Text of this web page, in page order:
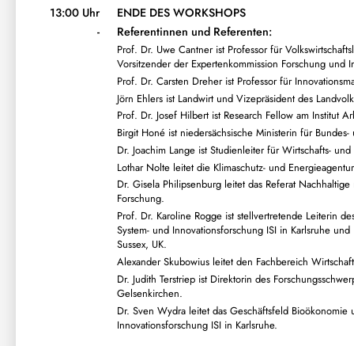
13:00 Uhr
ENDE DES WORKSHOPS
-
Referentinnen und Referenten:
Prof. Dr. Uwe Cantner ist Professor für
Vorsitzender der Expertenkommission Forschung und
Prof. Dr. Carsten Dreher ist Professor für
Jörn Ehlers ist Landwirt und Vizepräsident des
Prof. Dr. Josef Hilbert ist Research Fellow am Institut
Birgit Honé ist niedersächsische Ministerin für
Dr. Joachim Lange ist Studienleiter für Wirtschafts-
Lothar Nolte leitet die Klimaschutz- und
Dr. Gisela Philipsenburg leitet das Referat
Forschung.
Prof. Dr. Karoline Rogge ist stellvertretende Leiterin
System- und Innovationsforschung ISI in Karlsruhe
Sussex, UK.
Alexander Skubowius leitet den Fachbereich
Dr. Judith Terstriep ist Direktorin des
Gelsenkirchen.
Dr. Sven Wydra leitet das Geschäftsfeld Bioökonomie
Innovationsforschung ISI in Karlsruhe.